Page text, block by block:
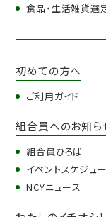
食品・生活雑貨選
初めての方へ
ご利用ガイド
組合員へのお知ら
組合員ひろば
イベントスケジュ
NCYニュース